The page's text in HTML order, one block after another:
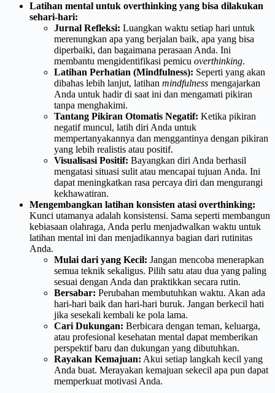
Latihan mental untuk overthinking yang bisa dilakukan
sehari-hari:
Jurnal Refleksi: Luangkan waktu setiap hari untuk
merenungkan apa yang berjalan baik, apa yang bisa
diperbaiki, dan bagaimana perasaan Anda. Ini
membantu mengidentifikasi pemicu overthinking.
Latihan Perhatian (Mindfulness): Seperti yang akan
dibahas lebih lanjut, latihan mindfulness mengajarkan
Anda untuk hadir di saat ini dan mengamati pikiran
tanpa menghakimi.
Tantang Pikiran Otomatis Negatif: Ketika pikiran
negatif muncul, latih diri Anda untuk
mempertanyakannya dan menggantinya dengan pikiran
yang lebih realistis atau positif.
Visualisasi Positif: Bayangkan diri Anda berhasil
mengatasi situasi sulit atau mencapai tujuan Anda. Ini
dapat meningkatkan rasa percaya diri dan mengurangi
kekhawatiran.
Mengembangkan latihan konsisten atasi overthinking:
Kunci utamanya adalah konsistensi. Sama seperti membangun
kebiasaan olahraga, Anda perlu menjadwalkan waktu untuk
latihan mental ini dan menjadikannya bagian dari rutinitas
Anda.
Mulai dari yang Kecil: Jangan mencoba menerapkan
semua teknik sekaligus. Pilih satu atau dua yang paling
sesuai dengan Anda dan praktikkan secara rutin.
Bersabar: Perubahan membutuhkan waktu. Akan ada
hari-hari baik dan hari-hari buruk. Jangan berkecil hati
jika sesekali kembali ke pola lama.
Cari Dukungan: Berbicara dengan teman, keluarga,
atau profesional kesehatan mental dapat memberikan
perspektif baru dan dukungan yang dibutuhkan.
Rayakan Kemajuan: Akui setiap langkah kecil yang
Anda buat. Merayakan kemajuan sekecil apa pun dapat
memperkuat motivasi Anda.